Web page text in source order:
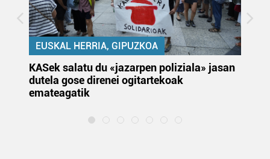
EUSKAL HERRIA, GIPUZKOA
KASek salatu du «jazarpen poliziala» jasan
dutela gose direnei ogitartekoak
emateagatik